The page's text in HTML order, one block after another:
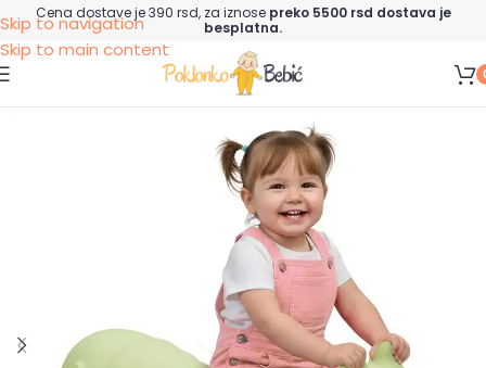
Skip to navigation
Skip to main content
Cena dostave je 390 rsd, za iznose preko 5500 rsd dostava je
besplatna.